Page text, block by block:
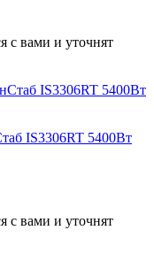
с вами и уточнят
IS3306RT 5400Вт
с вами и уточнят